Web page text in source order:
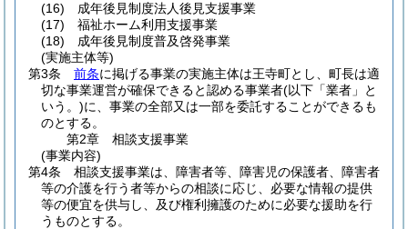
(16)
成年後見制度法人後見支援事業
(17)
福祉ホーム利用支援事業
(18)
成年後見制度普及啓発事業
(実施主体等)
第3条
前条に掲げる事業の実施主体は王寺町とし、町長は適
切な事業運営が確保できると認める事業者(以下「業者」と
いう。)に、事業の全部又は一部を委託することができるも
のとする。
第2章
相談支援事業
(事業内容)
第4条
相談支援事業は、障害者等、障害児の保護者、障害者
等の介護を行う者等からの相談に応じ、必要な情報の提供
等の便宜を供与し、及び権利擁護のために必要な援助を行
うものとする。